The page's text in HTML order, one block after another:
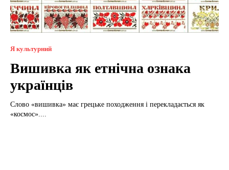
Я культурний
Вишивка як етнічна ознака
українців
Слово «вишивка» має грецьке походження і перекладається як
«космос»....